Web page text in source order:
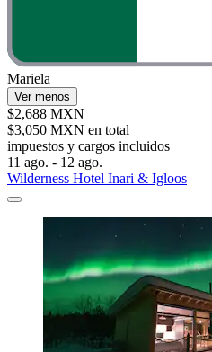
Mariela
Ver menos
$2,688 MXN
$3,050 MXN en total
impuestos y cargos incluidos
11 ago. - 12 ago.
Wilderness Hotel Inari & Igloos